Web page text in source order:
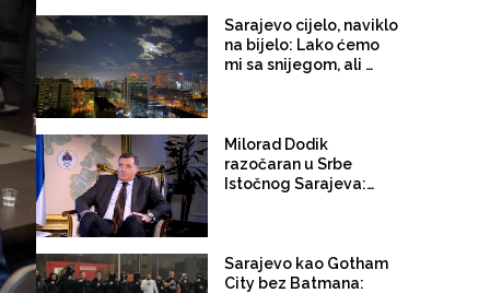
posao!
Sarajevo cijelo, naviklo
na bijelo: Lako ćemo
mi sa snijegom, ali šta
Milorad Dodik
razočaran u Srbe
Istočnog Sarajeva:
Bošnjacima otvorili
kapije grada
Sarajevo kao Gotham
City bez Batmana: